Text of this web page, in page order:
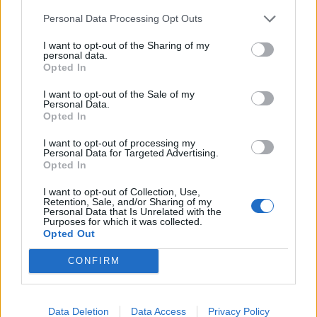
Personal Data Processing Opt Outs
I want to opt-out of the Sharing of my
personal data.
Opted In
I want to opt-out of the Sale of my
Personal Data.
Opted In
I want to opt-out of processing my
Personal Data for Targeted Advertising.
Opted In
I want to opt-out of Collection, Use,
Retention, Sale, and/or Sharing of my
Personal Data that Is Unrelated with the
Purposes for which it was collected.
Opted Out
CONFIRM
Data Deletion Data Access Privacy Policy
monopolit, SPAK të
Infermierja shqiptare në
Itali shpërthen në lot në
protestë: Pacientët
detyrohen të kërkojnë
të plagosur nga
shpërthimi i një minibusi
Konflikt për shërbimin në
Osman Stafa thirrje